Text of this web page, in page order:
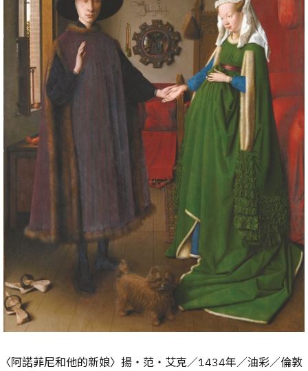
〈阿諾菲尼和他的新娘〉揚‧范‧艾克／1434年／油彩／倫敦